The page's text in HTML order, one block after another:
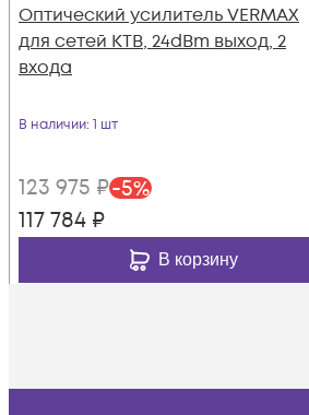
Оптический усилитель VERMAX
для сетей КТВ, 24dBm выход, 2
входа
В наличии: 1 шт
123 975 ₽-5%
117 784 ₽
В корзину